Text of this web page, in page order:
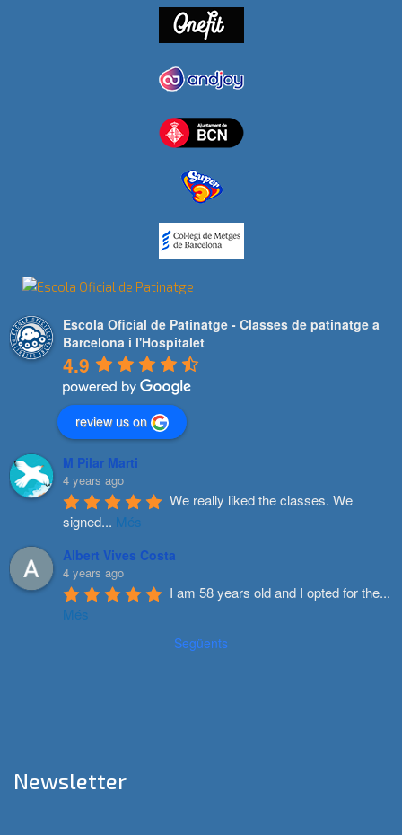
Escola Oficial de Patinatge - Classes de patinatge a
Barcelona i l'Hospitalet
4.9
review us on
M Pilar Marti
4 years ago
We really liked the classes. We
signed... Més
Albert Vives Costa
4 years ago
I am 58 years old and I opted for the...
Més
Següents
Newsletter